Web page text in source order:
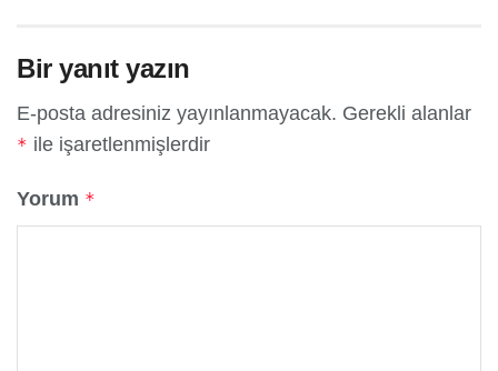
Bir yanıt yazın
E-posta adresiniz yayınlanmayacak. Gerekli alanlar
* ile işaretlenmişlerdir
Yorum *